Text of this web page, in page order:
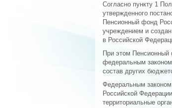
Согласно пункту 1
утвержденного
Пенсионный фонд
учреждением и
в Российской
При этом
федеральным
состав других
Федеральным
Российской
территориальные